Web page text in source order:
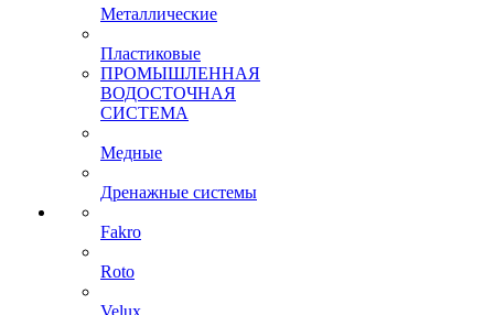
Металлические
Пластиковые
ПРОМЫШЛЕННАЯ
ВОДОСТОЧНАЯ
СИСТЕМА
Медные
Дренажные системы
Fakro
Roto
Velux